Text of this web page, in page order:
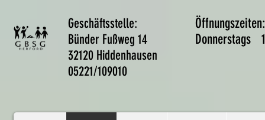
Geschäftsstelle:
Bünder Fußweg 14
32120 Hiddenhausen
05221/109010
Donnerstags